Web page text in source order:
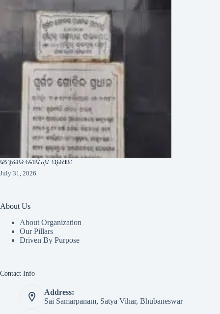
କମ୍ରେଡ ଗୋବିନ୍ଦ ପ୍ରଧାନ
July 31, 2026
About Us
About Organization
Our Pillars
Driven By Purpose​
Contact Info
Address:
Sai Samarpanam, Satya Vihar, Bhubaneswar